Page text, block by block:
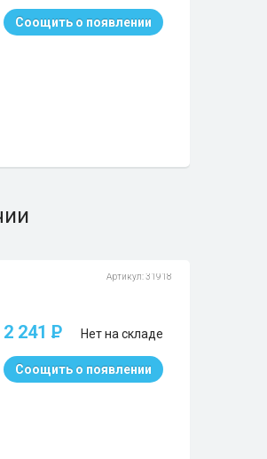
Соощить о появлении
Артикул: 31918
2 241 P Нет на складе
Соощить о появлении